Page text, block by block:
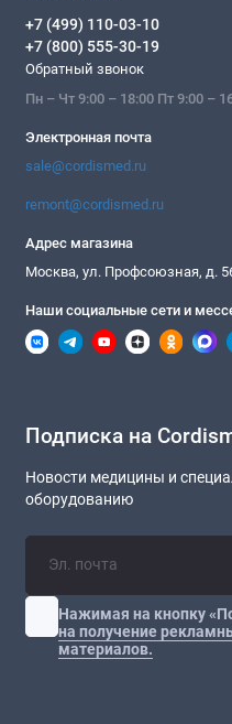
+7 (499) 110-03-10
+7 (800) 555-30-19
Обратный звонок
Пн – Чт 9:00 – 18:00 Пт 9:00 –
Электронная почта
sale@cordismed.ru
remont@cordismed.ru
Адрес магазина
Москва, ул. Профсоюзная, д.
Наши социальные сети и
Подписка на
Новости медицины и
оборудованию
Нажимая на кнопку
на получение
материалов.